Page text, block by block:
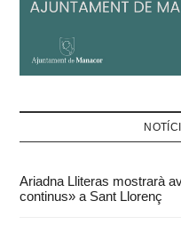
Ariadna Lliteras mostrarà
continus» a Sant Llorenç